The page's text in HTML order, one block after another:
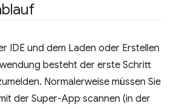
IDE und dem Laden oder Erstellen
besteht der erste Schritt
Normalerweise müssen Sie
der Super-App scannen (in der